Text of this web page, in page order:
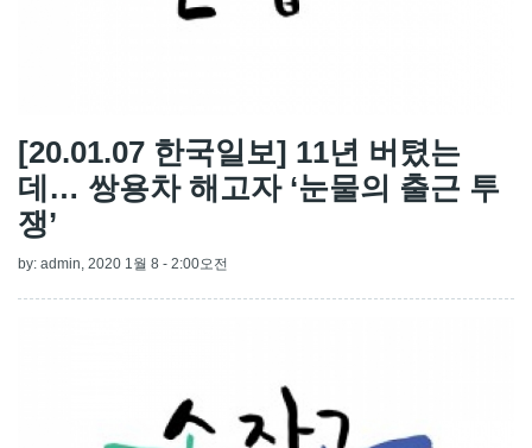
[20.01.07 한국일보] 11년 버텼는
데… 쌍용차 해고자 ‘눈물의 출근 투
쟁’
by: admin , 2020 1월 8 - 2:00오전